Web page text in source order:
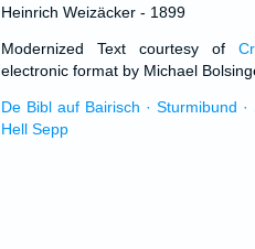
Heinrich Weizäcker - 1899
Modernized Text courtesy of
electronic format by Michael
De Bibl auf Bairisch · Sturmibund
Hell Sepp